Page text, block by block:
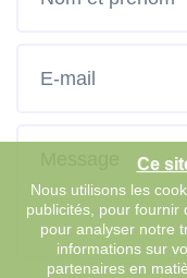
Ce
Nous utilisons les
publicités, pour fournir
pour analyser notre
informations sur
partenaires en